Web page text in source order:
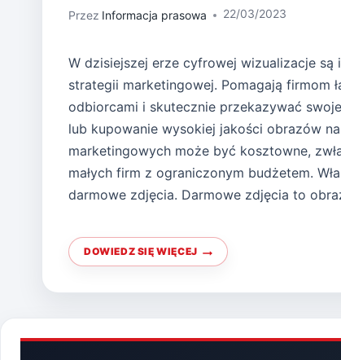
Przez Informacja prasowa 22/03/2023
W dzisiejszej erze cyfrowej wizualizacje są
strategii marketingowej. Pomagają firmom
odbiorcami i skutecznie przekazywać
lub kupowanie wysokiej jakości obrazów
marketingowych może być kosztowne,
małych firm z ograniczonym budżetem.
darmowe zdjęcia. Darmowe zdjęcia to
DOWIEDZ SIĘ WIĘCEJ
WYRÓŻNIJ
SIĘ
WIZUALNYMI